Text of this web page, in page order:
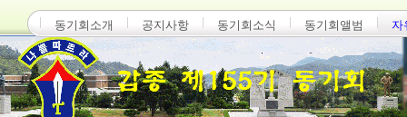
동기회소개 공지사항 동기회소식 동기회앨범 자